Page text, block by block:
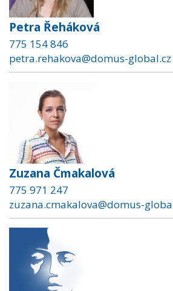
Petra Řeháková
775 154 846
petra.rehakova@domus-global.cz
Zuzana Čmakalová
775 971 247
zuzana.cmakalova@domus-